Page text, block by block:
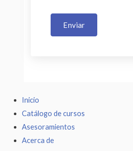
Enviar
Inicio
Catálogo de cursos
Asesoramientos
Acerca de